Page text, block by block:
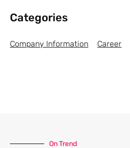
Categories
Company Information Career
On Trend